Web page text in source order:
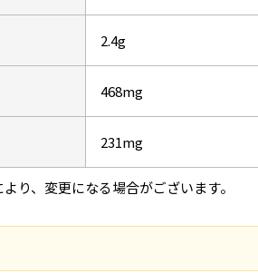
2.4g
468mg
231mg
り、変更になる場合がございます。